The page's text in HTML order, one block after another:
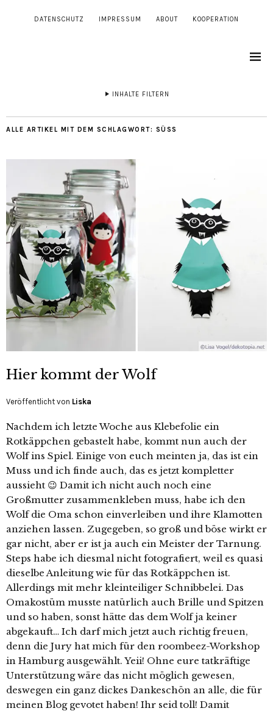
DATENSCHUTZ IMPRESSUM ABOUT KOOPERATION
INHALTE FILTERN
ALLE ARTIKEL MIT DEM SCHLAGWORT: SÜSS
Hier kommt der Wolf
Veröffentlicht von Liska
Nachdem ich letzte Woche aus Klebefolie ein
Rotkäppchen gebastelt habe, kommt nun auch der
Wolf ins Spiel. Einige von euch meinten ja, das ist ein
Muss und ich finde auch, das es jetzt kompletter
aussieht 😉 Damit ich nicht auch noch eine
Großmutter zusammenkleben muss, habe ich den
Wolf die Oma schon einverleiben und ihre Klamotten
anziehen lassen. Zugegeben, so groß und böse wirkt er
gar nicht, aber er ist ja auch ein Meister der Tarnung.
Steps habe ich diesmal nicht fotografiert, weil es quasi
dieselbe Anleitung wie für das Rotkäppchen ist.
Allerdings mit mehr kleinteiliger Schnibbelei. Das
Omakostüm musste natürlich auch Brille und Spitzen
und so haben, sonst hätte das dem Wolf ja keiner
abgekauft… Ich darf mich jetzt auch richtig freuen,
denn die Jury hat mich für den roombeez-Workshop
in Hamburg ausgewählt. Yeii! Ohne eure tatkräftige
Unterstützung wäre das nicht möglich gewesen,
deswegen ein ganz dickes Dankeschön an alle, die für
meinen Blog gevotet haben! Ihr seid toll! Damit